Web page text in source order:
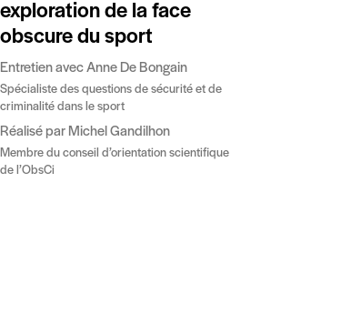
exploration de la face
obscure du sport
Entretien avec Anne De Bongain
Spécialiste des questions de sécurité et de
criminalité dans le sport
Réalisé par Michel Gandilhon
Membre du conseil d’orientation scientifique
de l’ObsCi